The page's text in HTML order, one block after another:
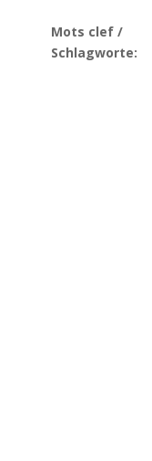
Mots clef /
Schlagworte: